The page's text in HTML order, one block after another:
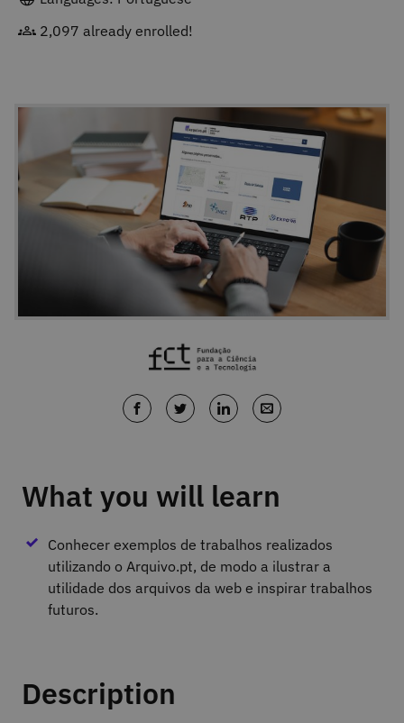
2,097 already enrolled!
What you will learn
Conhecer exemplos de trabalhos realizados
utilizando o Arquivo.pt, de modo a ilustrar a
utilidade dos arquivos da web e inspirar trabalhos
futuros.
Description